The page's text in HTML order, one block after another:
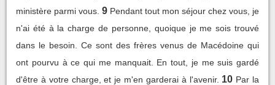
ministère parmi vous. 9 Pendant tout mon séjour chez vous, je
n'ai été à la charge de personne, quoique je me sois trouvé
dans le besoin. Ce sont des frères venus de Macédoine qui
ont pourvu à ce qui me manquait. En tout, je me suis gardé
d'être à votre charge, et je m'en garderai à l'avenir. 10 Par la